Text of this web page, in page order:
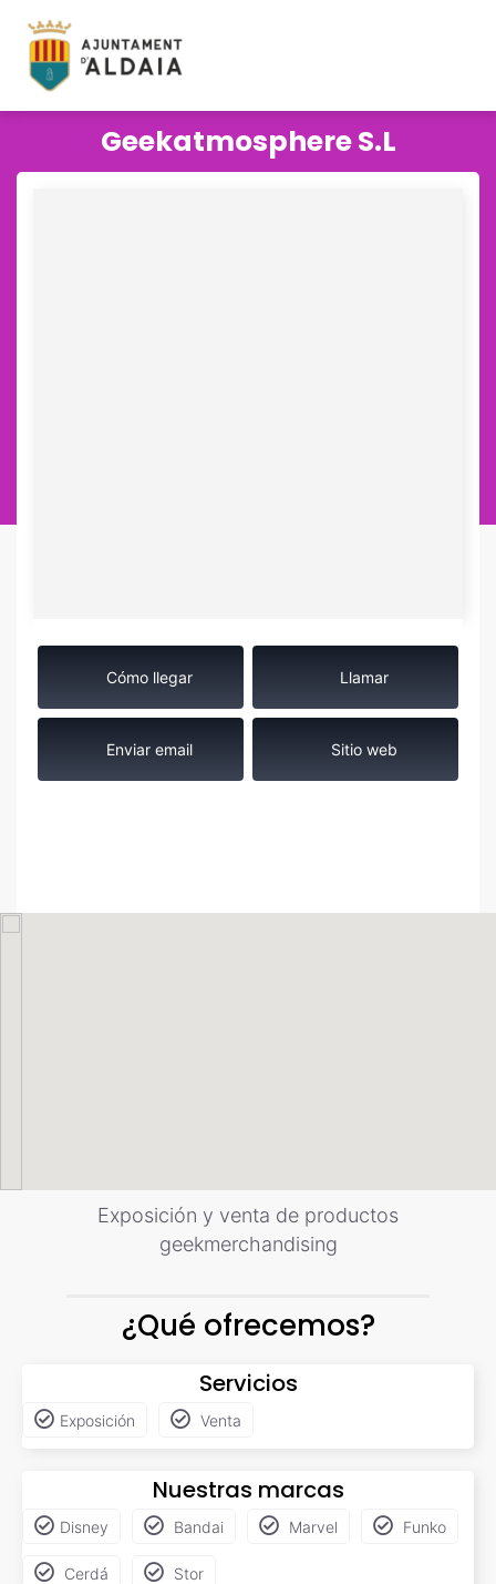
Geekatmosphere S.L
Cómo llegar Llamar
Enviar email Sitio web
Exposición y venta de productos
geekmerchandising
¿Qué ofrecemos?
Servicios
Exposición Venta
Nuestras marcas
Disney Bandai Marvel Funko
Cerdá Stor